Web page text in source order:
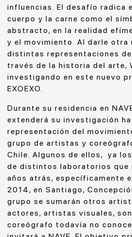
influencias. El desafío radica
cuerpo y la carne como el
abstracto, en la realidad
y el movimiento. Al darle otra
distintas representaciones
través de la historia del arte,
investigando en este nuevo
EXOEXO.
Durante su residencia en
extenderá su investigación
representación del
grupo de artistas y
Chile. Algunos de ellos, ya
de distintos laboratorios que
años atrás, específicamente
2014, en Santiago,
grupo se sumarán otros
actores, artistas visuales,
coreógrafo todavía no